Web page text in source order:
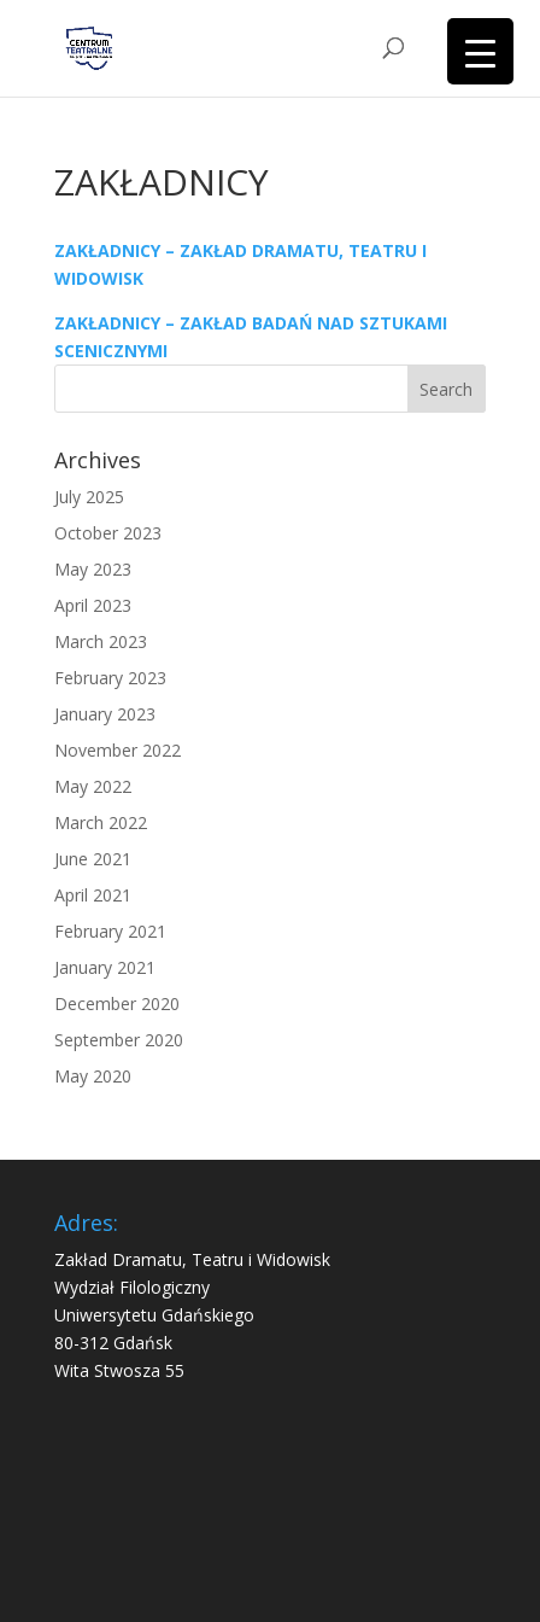
ZAKŁADNICY
ZAKŁADNICY – ZAKŁAD DRAMATU, TEATRU I
WIDOWISK
ZAKŁADNICY – ZAKŁAD BADAŃ NAD SZTUKAMI
SCENICZNYMI
Archives
July 2025
October 2023
May 2023
April 2023
March 2023
February 2023
January 2023
November 2022
May 2022
March 2022
June 2021
April 2021
February 2021
January 2021
December 2020
September 2020
May 2020
Adres:
Zakład Dramatu, Teatru i Widowisk
Wydział Filologiczny
Uniwersytetu Gdańskiego
80-312 Gdańsk
Wita Stwosza 55